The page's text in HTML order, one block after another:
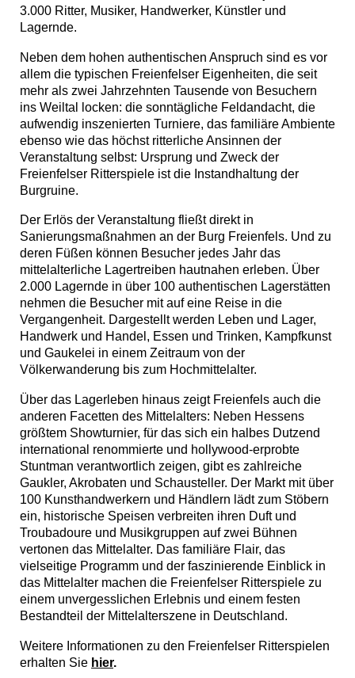
3.000 Ritter, Musiker, Handwerker, Künstler und
Lagernde.
Neben dem hohen authentischen Anspruch sind es vor
allem die typischen Freienfelser Eigenheiten, die seit
mehr als zwei Jahrzehnten Tausende von Besuchern
ins Weiltal locken: die sonntägliche Feldandacht, die
aufwendig inszenierten Turniere, das familiäre Ambiente
ebenso wie das höchst ritterliche Ansinnen der
Veranstaltung selbst: Ursprung und Zweck der
Freienfelser Ritterspiele ist die Instandhaltung der
Burgruine.
Der Erlös der Veranstaltung fließt direkt in
Sanierungsmaßnahmen an der Burg Freienfels. Und zu
deren Füßen können Besucher jedes Jahr das
mittelalterliche Lagertreiben hautnahen erleben. Über
2.000 Lagernde in über 100 authentischen Lagerstätten
nehmen die Besucher mit auf eine Reise in die
Vergangenheit. Dargestellt werden Leben und Lager,
Handwerk und Handel, Essen und Trinken, Kampfkunst
und Gaukelei in einem Zeitraum von der
Völkerwanderung bis zum Hochmittelalter.
Über das Lagerleben hinaus zeigt Freienfels auch die
anderen Facetten des Mittelalters: Neben Hessens
größtem Showturnier, für das sich ein halbes Dutzend
international renommierte und hollywood-erprobte
Stuntman verantwortlich zeigen, gibt es zahlreiche
Gaukler, Akrobaten und Schausteller. Der Markt mit über
100 Kunsthandwerkern und Händlern lädt zum Stöbern
ein, historische Speisen verbreiten ihren Duft und
Troubadoure und Musikgruppen auf zwei Bühnen
vertonen das Mittelalter. Das familiäre Flair, das
vielseitige Programm und der faszinierende Einblick in
das Mittelalter machen die Freienfelser Ritterspiele zu
einem unvergesslichen Erlebnis und einem festen
Bestandteil der Mittelalterszene in Deutschland.
Weitere Informationen zu den Freienfelser Ritterspielen
erhalten Sie hier.